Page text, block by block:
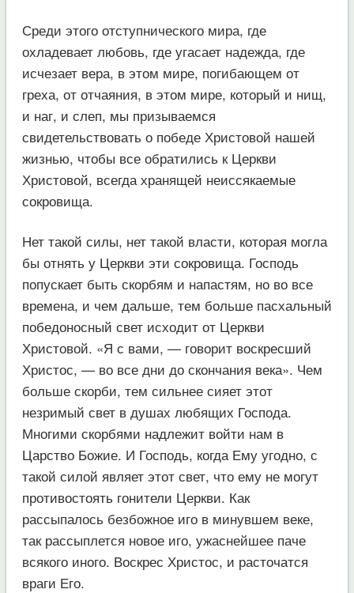
Среди этого отступнического мира, где
охладевает любовь, где угасает надежда, где
исчезает вера, в этом мире, погибающем от
греха, от отчаяния, в этом мире, который и нищ,
и наг, и слеп, мы призываемся
свидетельствовать о победе Христовой нашей
жизнью, чтобы все обратились к Церкви
Христовой, всегда хранящей неиссякаемые
сокровища.
Нет такой силы, нет такой власти, которая могла
бы отнять у Церкви эти сокровища. Господь
попускает быть скорбям и напастям, но во все
времена, и чем дальше, тем больше пасхальный
победоносный свет исходит от Церкви
Христовой. «Я с вами, — говорит воскресший
Христос, — во все дни до скончания века». Чем
больше скорби, тем сильнее сияет этот
незримый свет в душах любящих Господа.
Многими скорбями надлежит войти нам в
Царство Божие. И Господь, когда Ему угодно, с
такой силой являет этот свет, что ему не могут
противостоять гонители Церкви. Как
рассыпалось безбожное иго в минувшем веке,
так рассыплется новое иго, ужаснейшее паче
всякого иного. Воскрес Христос, и расточатся
враги Его.